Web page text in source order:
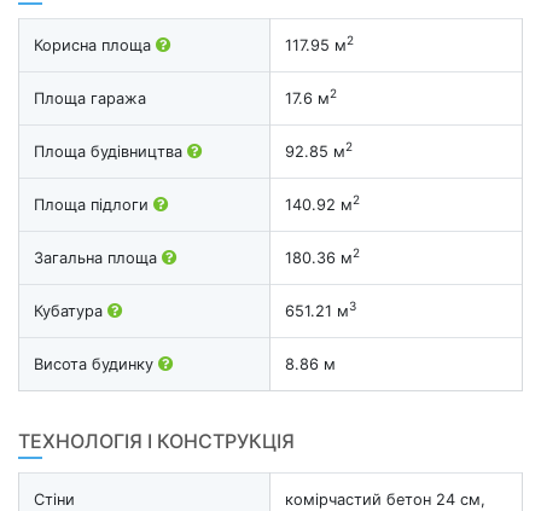
Корисна площа 117.95 м2
Площа гаража 17.6 м2
Площа будівництва 92.85 м2
Площа підлоги 140.92 м2
Загальна площа 180.36 м2
Кубатура 651.21 м3
Висота будинку 8.86 м
ТЕХНОЛОГІЯ І КОНСТРУКЦІЯ
Стіни
комірчастий бетон 24 см,